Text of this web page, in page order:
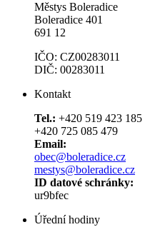
Městys Boleradice
Boleradice 401
691 12
IČO: CZ00283011
DIČ: 00283011
Kontakt
Tel.: +420 519 423 185
+420 725 085 479
Email:
obec@boleradice.cz
mestys@boleradice.cz
ID datové schránky:
ur9bfec
Úřední hodiny